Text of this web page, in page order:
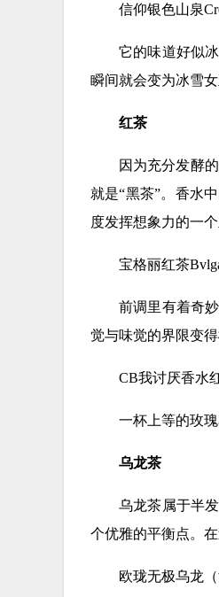
信仰银色山泉
它的味道好似
瞬间就会变为冰雪
红茶
因为充分发酵
就是“黑茶”。香水
度发挥想象力的一个
宝格丽红茶
前调里有着奇
觉与味觉的界限变
CB我讨厌香水
一杯上等的玫
乌龙茶
乌龙茶属于半
个优雅的平衡点。
欧珑无极乌龙